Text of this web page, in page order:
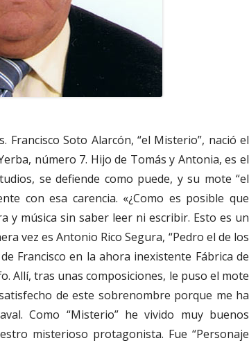
Francisco Soto Alarcón, “el Misterio”, nació el
número 7. Hijo de Tomás y Antonia, es el
se defiende como puede, y su mote “el
con esa carencia. «¿Como es posible que
y música sin saber leer ni escribir. Esto es un
vez es Antonio Rico Segura, “Pedro el de los
Francisco en la ahora inexistente Fábrica de
Allí, tras unas composiciones, le puso el mote
de este sobrenombre porque me ha
Como “Misterio” he vivido muy buenos
misterioso protagonista. Fue “Personaje